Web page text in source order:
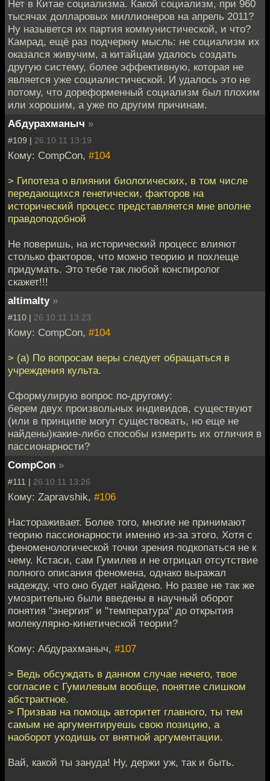
Нет в Китае социализма. Какой социализм, при 960
тысячах долларовых миллионеров на апрель 2011?
Ну назывется их партия коммунистической, и что?
Камрад, ещё раз подчеркну мысль: не социализм их
оказался живучим, а китайцам удалось создать
другую систему, более эффективную, которая не
является уже социалистической. И удалось это не
потому, что дореформенный социализм был плохим
или хорошим, а уже по другим причинам.
Абдурахманыч »
#109 | 26.10.11 13:19
Кому: CompCon, #104
> Гипотеза о влиянии биологических, в том числе
передающихся генетически, факторов на
исторический процесс представляется мне вполне
правдоподобной
Не поверишь, на исторический процесс влияют
столько факторов, что можно теорию и похлеще
придумать. Это тебе так любой конспиролог
скажет!!!
altimalty »
#110 | 26.10.11 13:23
Кому: CompCon, #104
> (а) По вопросам веры следует обращаться в
учреждения культа.
Сформулирую вопрос по-другому:
берем двух произвольных индивидов, существуют
(или в принципе могут существовать, но еще не
найдены)какие-либо способы измерить их отличия в
пассионарности?
CompCon »
#111 | 26.10.11 13:26
Кому: Zapravshik, #106
Настораживает. Более того, многие не принимают
теорию пассионарности именно из-за этого. Хотя с
феноменологической точки зрения подкопаться не к
чему. Кстаси, сам Гумилев и не отрицал отсутствие
полного описания феномена, однако выражал
надежду, что оно будет найдено. Но разве не так же
умозрительно были введены в научный оборот
понятия "энергия" и "температура" до открытия
молекулярно-кинетической теории?
Кому: Абдурахманыч, #107
> Ведь обсуждать в данном случае нечего, твое
согласие с Гумилевым вообще, понятие слишком
абстрактное.
> Призвав на помощь авторитет главного, ты тем
самым не аргументируешь свою позицию, а
наоборот уходишь от внятной аргументации.
Вай, какой ты зануда! Ну, держи уж, так и быть.